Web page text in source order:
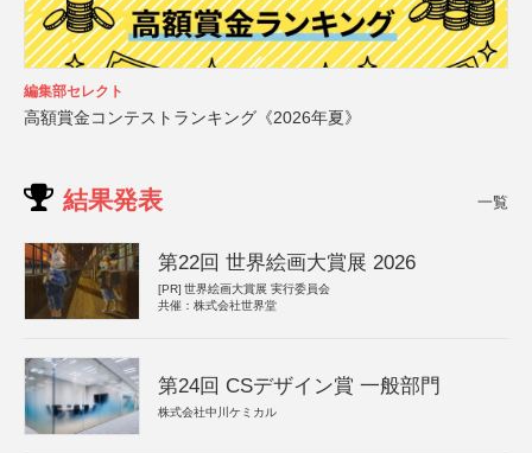
編集部セレクト
高額賞金コンテストランキング《2026年夏》
結果発表 一覧
第22回 世界絵画大賞展 2026
[PR] 世界絵画大賞展 実行委員会
共催：株式会社世界堂
第24回 CSデザイン賞 一般部門
株式会社中川ケミカル